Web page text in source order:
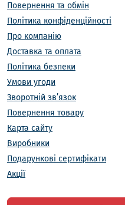
Повернення та обмін
Політика конфіденційності
Про компанію
Доставка та оплата
Політика безпеки
Умови угоди
Зворотній зв’язок
Повернення товару
Карта сайту
Виробники
Подарункові сертифікати
Акції